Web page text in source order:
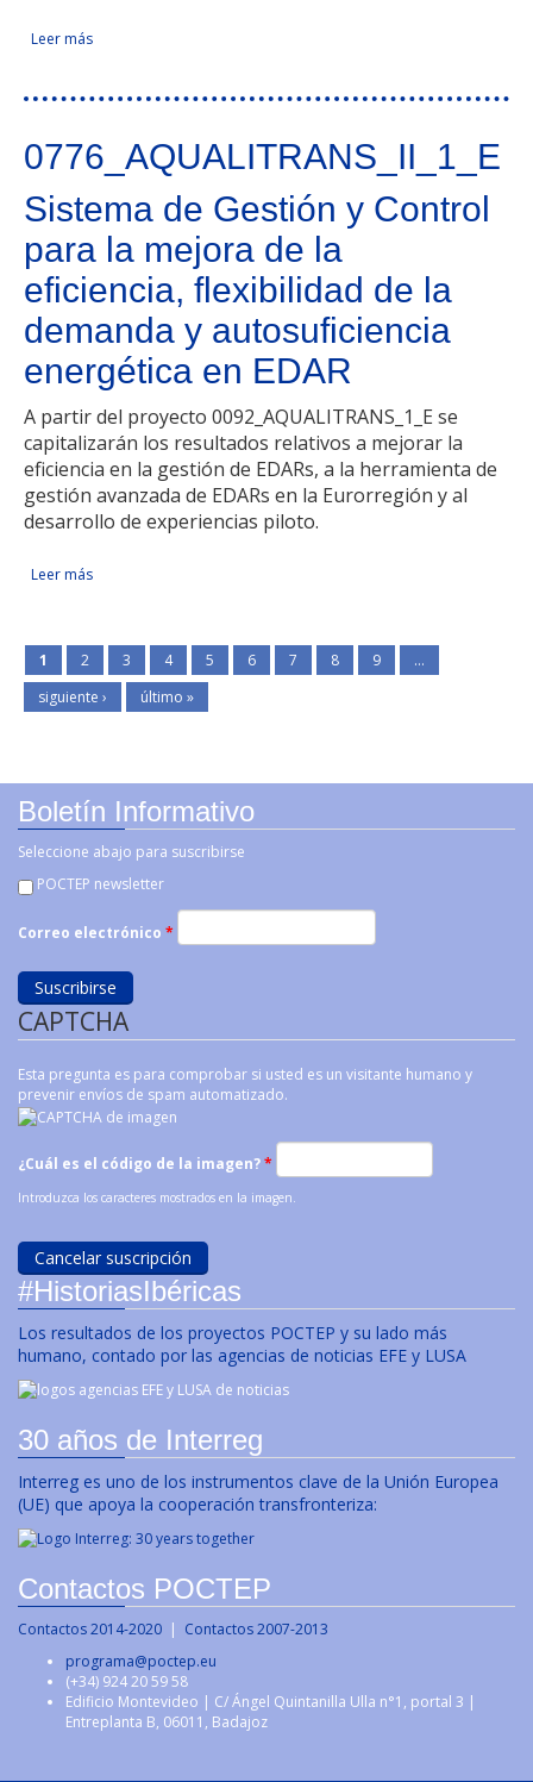
Leer más
0776_AQUALITRANS_II_1_E
Sistema de Gestión y Control
para la mejora de la
eficiencia, flexibilidad de la
demanda y autosuficiencia
energética en EDAR
A partir del proyecto 0092_AQUALITRANS_1_E se
capitalizarán los resultados relativos a mejorar la
eficiencia en la gestión de EDARs, a la herramienta de
gestión avanzada de EDARs en la Eurorregión y al
desarrollo de experiencias piloto.
Leer más
1 2 3 4 5 6 7 8 9
…
siguiente ›
último »
Boletín Informativo
Seleccione abajo para suscribirse
POCTEP newsletter
Correo electrónico *
CAPTCHA
Esta pregunta es para comprobar si usted es un visitante humano y
prevenir envíos de spam automatizado.
¿Cuál es el código de la imagen?*
Introduzca los caracteres mostrados en la imagen.
#HistoriasIbéricas
Los resultados de los proyectos POCTEP y su lado más
humano, contado por las agencias de noticias EFE y LUSA
30 años de Interreg
Interreg es uno de los instrumentos clave de la Unión Europea
(UE) que apoya la cooperación transfronteriza:
Contactos POCTEP
Contactos 2014-2020 | Contactos 2007-2013
programa@poctep.eu
(+34) 924 20 59 58
Edificio Montevideo | C/ Ángel Quintanilla Ulla n°1, portal 3 |
Entreplanta B, 06011, Badajoz